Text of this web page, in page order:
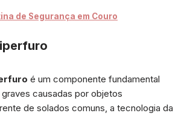
de Segurança em Couro
é um componente fundamental
causadas por objetos
de solados comuns, a tecnologia da